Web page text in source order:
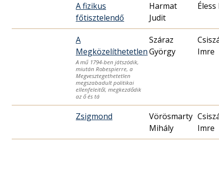
A fizikus
főtisztelendő
Harmat
Judit
Éless
A
Megközelíthetetlen
A mű 1794-ben játszódik,
miután Robespierre, a
Megvesztegethetetlen
megszabadult politikai
ellenfeleitől, megkezdődik
az ő és tá
Száraz
György
Imre
Zsigmond
Vörösmarty
Mihály
Imre